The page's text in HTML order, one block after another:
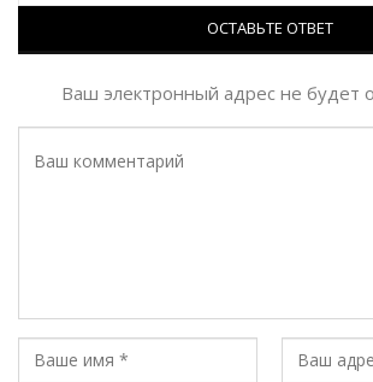
ОСТАВЬТЕ ОТВЕТ
Ваш электронный адрес не будет